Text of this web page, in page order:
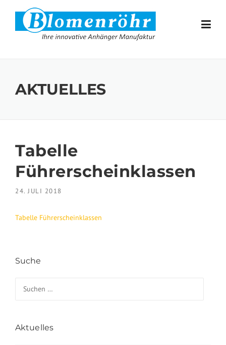
Skip to content
AKTUELLES
Tabelle
Führerscheinklassen
24. JULI 2018
Tabelle Führerscheinklassen
Suche
Aktuelles